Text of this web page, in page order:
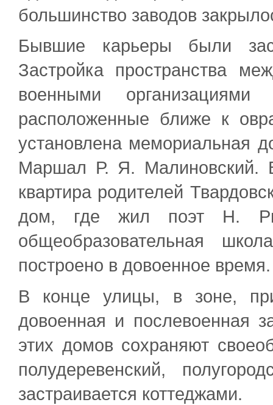
большинство заводов
Бывшие карьеры были
Застройка пространства
военными
расположенные ближе к
установлена мемориальная
Маршал Р. Я. Малиновский.
квартира родителей
дом, где жил поэт Н.
общеобразовательная
построено в довоенное время.
В конце улицы, в зоне,
довоенная и послевоенная
этих домов сохраняют
полудеревенский,
застраивается коттеджами.